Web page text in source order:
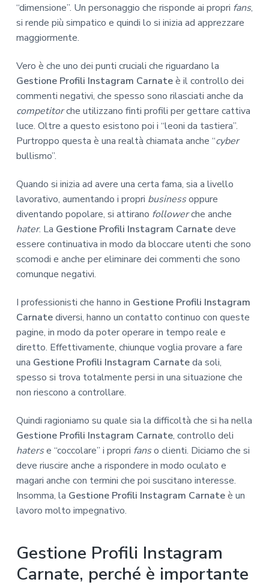
“dimensione”. Un personaggio che risponde ai propri fans,
si rende più simpatico e quindi lo si inizia ad apprezzare
maggiormente.
Vero è che uno dei punti cruciali che riguardano la
Gestione Profili Instagram Carnateè il controllo dei
commenti negativi, che spesso sono rilasciati anche da
competitorche utilizzano finti profili per gettare cattiva
luce. Oltre a questo esistono poi i “leoni da tastiera”.
Purtroppo questa è una realtà chiamata anche “cyber
bullismo”.
Quando si inizia ad avere una certa fama, sia a livello
lavorativo, aumentando i propri businessoppure
diventando popolare, si attirano followerche anche
hater. La Gestione Profili Instagram Carnatedeve
essere continuativa in modo da bloccare utenti che sono
scomodi e anche per eliminare dei commenti che sono
comunque negativi.
I professionisti che hanno in Gestione Profili Instagram
Carnatediversi, hanno un contatto continuo con queste
pagine, in modo da poter operare in tempo reale e
diretto. Effettivamente, chiunque voglia provare a fare
una Gestione Profili Instagram Carnateda soli,
spesso si trova totalmente persi in una situazione che
non riescono a controllare.
Quindi ragioniamo su quale sia la difficoltà che si ha nella
Gestione Profili Instagram Carnate, controllo deli
haterse “coccolare” i propri fanso clienti. Diciamo che si
deve riuscire anche a rispondere in modo oculato e
magari anche con termini che poi suscitano interesse.
Insomma, la Gestione Profili Instagram Carnateè un
lavoro molto impegnativo.
Gestione Profili Instagram
Carnate, perché è importante